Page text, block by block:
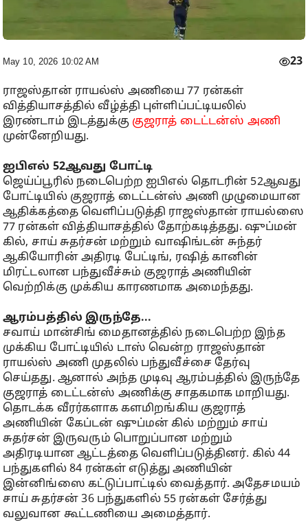
May 10, 2026 10:02 AM 23
ராஜஸ்தான் ராயல்ஸ் அணியை 77 ரன்கள்
வித்தியாசத்தில் வீழ்த்தி புள்ளிப்பட்டியலில்
இரண்டாம் இடத்துக்கு குஜராத் டைட்டன்ஸ் அணி
முன்னேறியது.
ஐபிஎல் 52ஆவது போட்டி
ஜெய்ப்பூரில் நடைபெற்ற ஐபிஎல் தொடரின் 52ஆவது
போட்டியில் குஜராத் டைட்டன்ஸ் அணி முழுமையான
ஆதிக்கத்தை வெளிப்படுத்தி ராஜஸ்தான் ராயல்ஸை
77 ரன்கள் வித்தியாசத்தில் தோற்கடித்தது. ஷுப்மன்
கில், சாய் சுதர்சன் மற்றும் வாஷிங்டன் சுந்தர்
ஆகியோரின் அதிரடி பேட்டிங், ரஷித் கானின்
மிரட்டலான பந்துவீச்சும் குஜராத் அணியின்
வெற்றிக்கு முக்கிய காரணமாக அமைந்தது.
ஆரம்பத்தில் இருந்தே...
சவாய் மான்சிங் மைதானத்தில் நடைபெற்ற இந்த
முக்கிய போட்டியில் டாஸ் வென்ற ராஜஸ்தான்
ராயல்ஸ் அணி முதலில் பந்துவீச்சை தேர்வு
செய்தது. ஆனால் அந்த முடிவு ஆரம்பத்தில் இருந்தே
குஜராத் டைட்டன்ஸ் அணிக்கு சாதகமாக மாறியது.
தொடக்க வீரர்களாக களமிறங்கிய குஜராத்
அணியின் கேப்டன் ஷுப்மன் கில் மற்றும் சாய்
சுதர்சன் இருவரும் பொறுப்பான மற்றும்
அதிரடியான ஆட்டத்தை வெளிப்படுத்தினர். கில் 44
பந்துகளில் 84 ரன்கள் எடுத்து அணியின்
இன்னிங்ஸை கட்டுப்பாட்டில் வைத்தார். அதேசமயம்
சாய் சுதர்சன் 36 பந்துகளில் 55 ரன்கள் சேர்த்து
வலுவான கூட்டணியை அமைத்தார்.